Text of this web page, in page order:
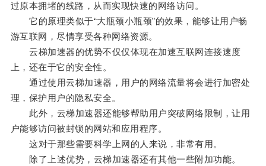
过原本拥堵的线路，从而实现快速的网络访问。
它的原理类似于“大瓶颈小瓶颈”的效果，能够让用户畅
游互联网，尽情享受各种网络资源。
云梯加速器的优势不仅仅体现在加速互联网连接速度
上，还在于它的安全性。
通过使用云梯加速器，用户的网络流量将会进行加密处
理，保护用户的隐私安全。
此外，云梯加速器还能够帮助用户突破网络限制，让用
户能够访问被封锁的网站和应用程序。
这对于那些需要科学上网的人来说，非常有用。
除了上述优势，云梯加速器还有其他一些附加功能。